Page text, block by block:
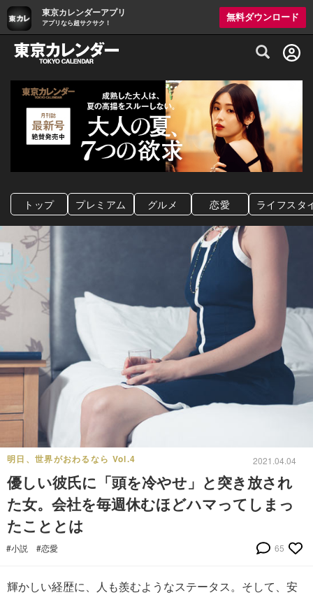
東京カレンダーアプリ
アプリなら超サクサク！
無料ダウンロード
グルメ情報・プレミアムレストラン予約
トップ プレミアム グルメ 恋愛 ライフスタ
明日、世界がおわるなら Vol.4 2021.04.04
優しい彼氏に「頭を冷やせ」と突き放され
た女。会社を毎週休むほどハマってしまっ
たこととは
#小説 #恋愛 65
輝かしい経歴に、人も羨むようなステータス。そして、安